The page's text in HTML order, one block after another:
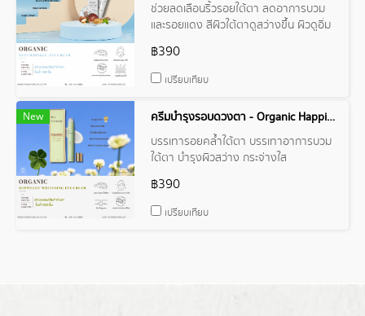
ช่วยลดเลือนริ้วรอยใต้ตา ลดอาการบวม
และรอยแดง สีผิวใต้ตาดูสว่างขึ้น ผิวดูอิ่ม
฿390
เปรียบเทียบ
New
ครีมบำรุงรอบดวงตา - Organic HappiClov Whitening Eye Cream
บรรเทารอยคล้ำใต้ตา บรรเทาอาการบวม
ใต้ตา บำรุงผิวสว่าง กระจ่างใส
฿390
เปรียบเทียบ